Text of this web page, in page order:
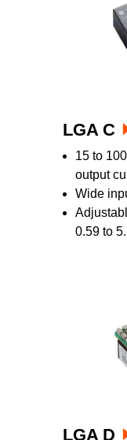
LGA C
15 to
output
Wide
0.59 to
LGA D